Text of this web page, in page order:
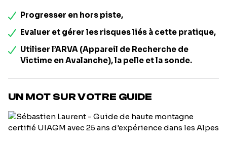
Progresser en hors piste,
Evaluer et gérer les risques liés à cette pratique,
Utiliser l’ARVA (Appareil de Recherche de
Victime en Avalanche), la pelle et la sonde.
UN MOT SUR VOTRE GUIDE